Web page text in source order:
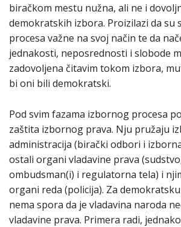
biračkom mestu nužna, ali ne i
demokratskih izbora. Proizilazi da su
procesa važne na svoj način te da
jednakosti, neposrednosti i slobode
zadovoljena čitavim tokom izbora,
bi oni bili demokratski.
Pod svim fazama izbornog procesa
zaštita izbornog prava. Nju pružaju
administracija (birački odbori i
ostali organi vladavine prava
ombudsman(i) i regulatorna tela) i
organi reda (policija). Za
nema spora da je vladavina naroda
vladavine prava. Primera radi,